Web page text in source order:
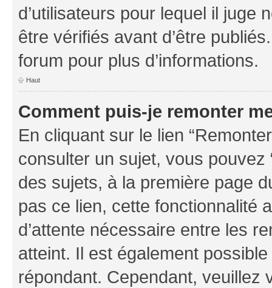
d’utilisateurs pour lequel il juge
être vérifiés avant d’être
forum pour plus d’informations.
Haut
Comment puis-je remonter
En cliquant sur le lien
consulter un sujet, vous pouvez
des sujets, à la première page
pas ce lien, cette fonctionnalité
d’attente nécessaire entre les
atteint. Il est également
répondant. Cependant,